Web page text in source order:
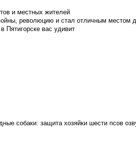
и местных жителей
революцию и стал отличным местом
Пятигорске вас удивит
собаки: защита хозяйки шести псов